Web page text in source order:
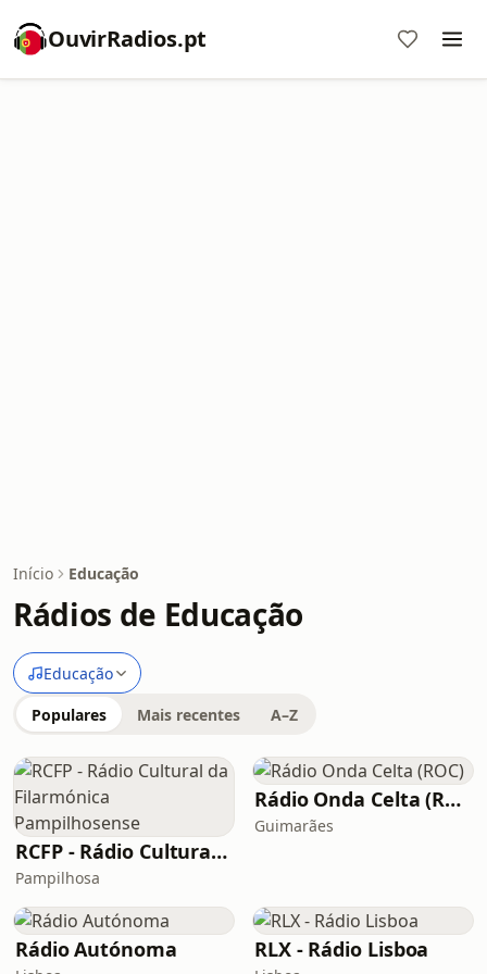
OuvirRadios.pt
Início Educação
Rádios de Educação
Educação
Populares Mais recentes A–Z
RCFP - Rádio Cultural da Filarmónica Pampilhosense
Pampilhosa
Rádio Onda Celta (ROC)
Guimarães
Rádio Autónoma RLX - Rádio Lisboa